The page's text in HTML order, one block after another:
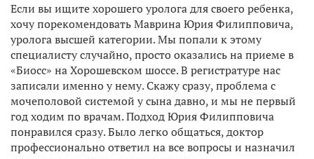
Если вы ищите хорошего уролога для своего ребенка,
хочу порекомендовать Маврина Юрия Филипповича,
уролога высшей категории. Мы попали к этому
специалисту случайно, просто оказались на приеме в
«Биосс» на Хорошевском шоссе. В регистратуре нас
записали именно у нему. Скажу сразу, проблема с
мочеполовой системой у сына давно, и мы не первый
год ходим по врачам. Подход Юрия Филипповича
понравился сразу. Было легко общаться, доктор
профессионально ответил на все вопросы и назначил